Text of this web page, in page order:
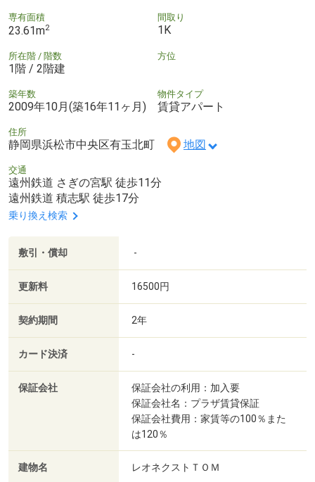
専有面積
23.61m2
間取り
1K
所在階 / 階数
1階 / 2階建
方位
築年数
2009年10月(築16年11ヶ月)
物件タイプ
賃貸アパート
住所
静岡県浜松市中央区有玉北町 地図
交通
遠州鉄道 さぎの宮駅 徒歩11分
遠州鉄道 積志駅 徒歩17分
乗り換え検索
敷引・償却 -
更新料 16500円
契約期間 2年
カード決済 -
保証会社
保証会社の利用：加入要
保証会社名：プラザ賃貸保証
保証会社費用：家賃等の100％また
は120％
建物名 レオネクストＴＯＭ